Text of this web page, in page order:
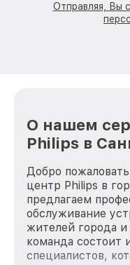
Отправляя, Вы
О нашем
Philips в
Добро
центр Philips в
предлагаем
обслуживание
жителей города
команда состоит
специалистов,